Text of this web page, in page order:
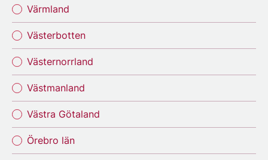
Värmland
Västerbotten
Västernorrland
Västmanland
Västra Götaland
Örebro län